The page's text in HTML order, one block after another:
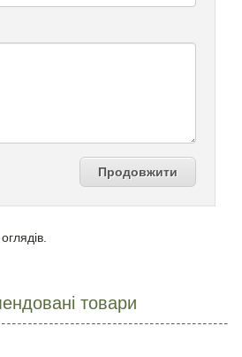
Продовжити
товари